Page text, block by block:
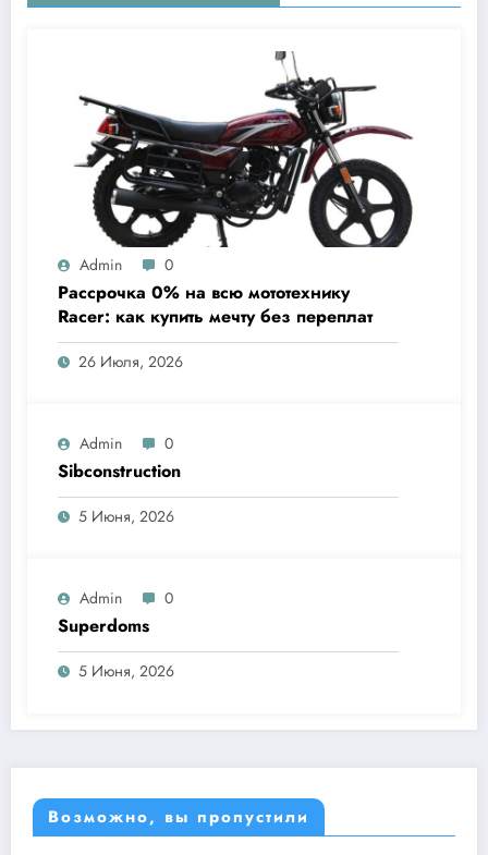
Admin 0
Рассрочка 0% на всю мототехнику
Racer: как купить мечту без переплат
26 Июля, 2026
Admin 0
Sibconstruction
5 Июня, 2026
Admin 0
Superdoms
5 Июня, 2026
Возможно, вы пропустили